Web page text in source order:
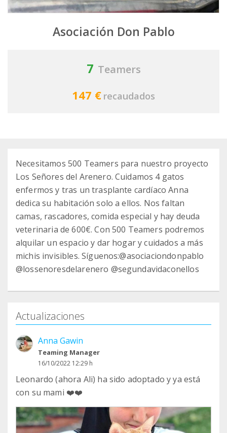
Asociación Don Pablo
7 Teamers
147 € recaudados
Necesitamos 500 Teamers para nuestro proyecto
Los Señores del Arenero. Cuidamos 4 gatos
enfermos y tras un trasplante cardíaco Anna
dedica su habitación solo a ellos. Nos faltan
camas, rascadores, comida especial y hay deuda
veterinaria de 600€. Con 500 Teamers podremos
alquilar un espacio y dar hogar y cuidados a más
michis invisibles. Síguenos:@asociaciondonpablo
@lossenoresdelarenero @segundavidaconellos
Actualizaciones
Anna Gawin
Teaming Manager
16/10/2022 12:29 h
Leonardo (ahora Ali) ha sido adoptado y ya está
con su mami ❤️❤️